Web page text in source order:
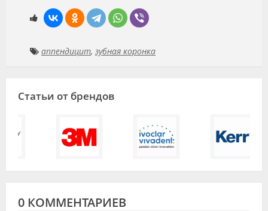
аппендицит, зубная коронка
Статьи от брендов
0 КОММЕНТАРИЕВ